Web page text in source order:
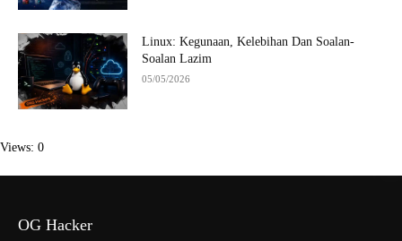
Linux: Kegunaan, Kelebihan Dan Soalan-
Soalan Lazim
05/05/2026
Views: 0
OG Hacker